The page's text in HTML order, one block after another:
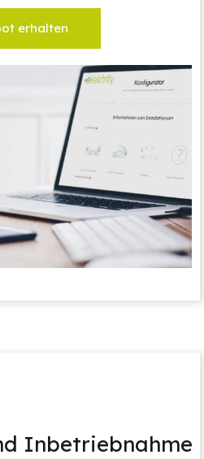
erhalten
Inbetriebnahme